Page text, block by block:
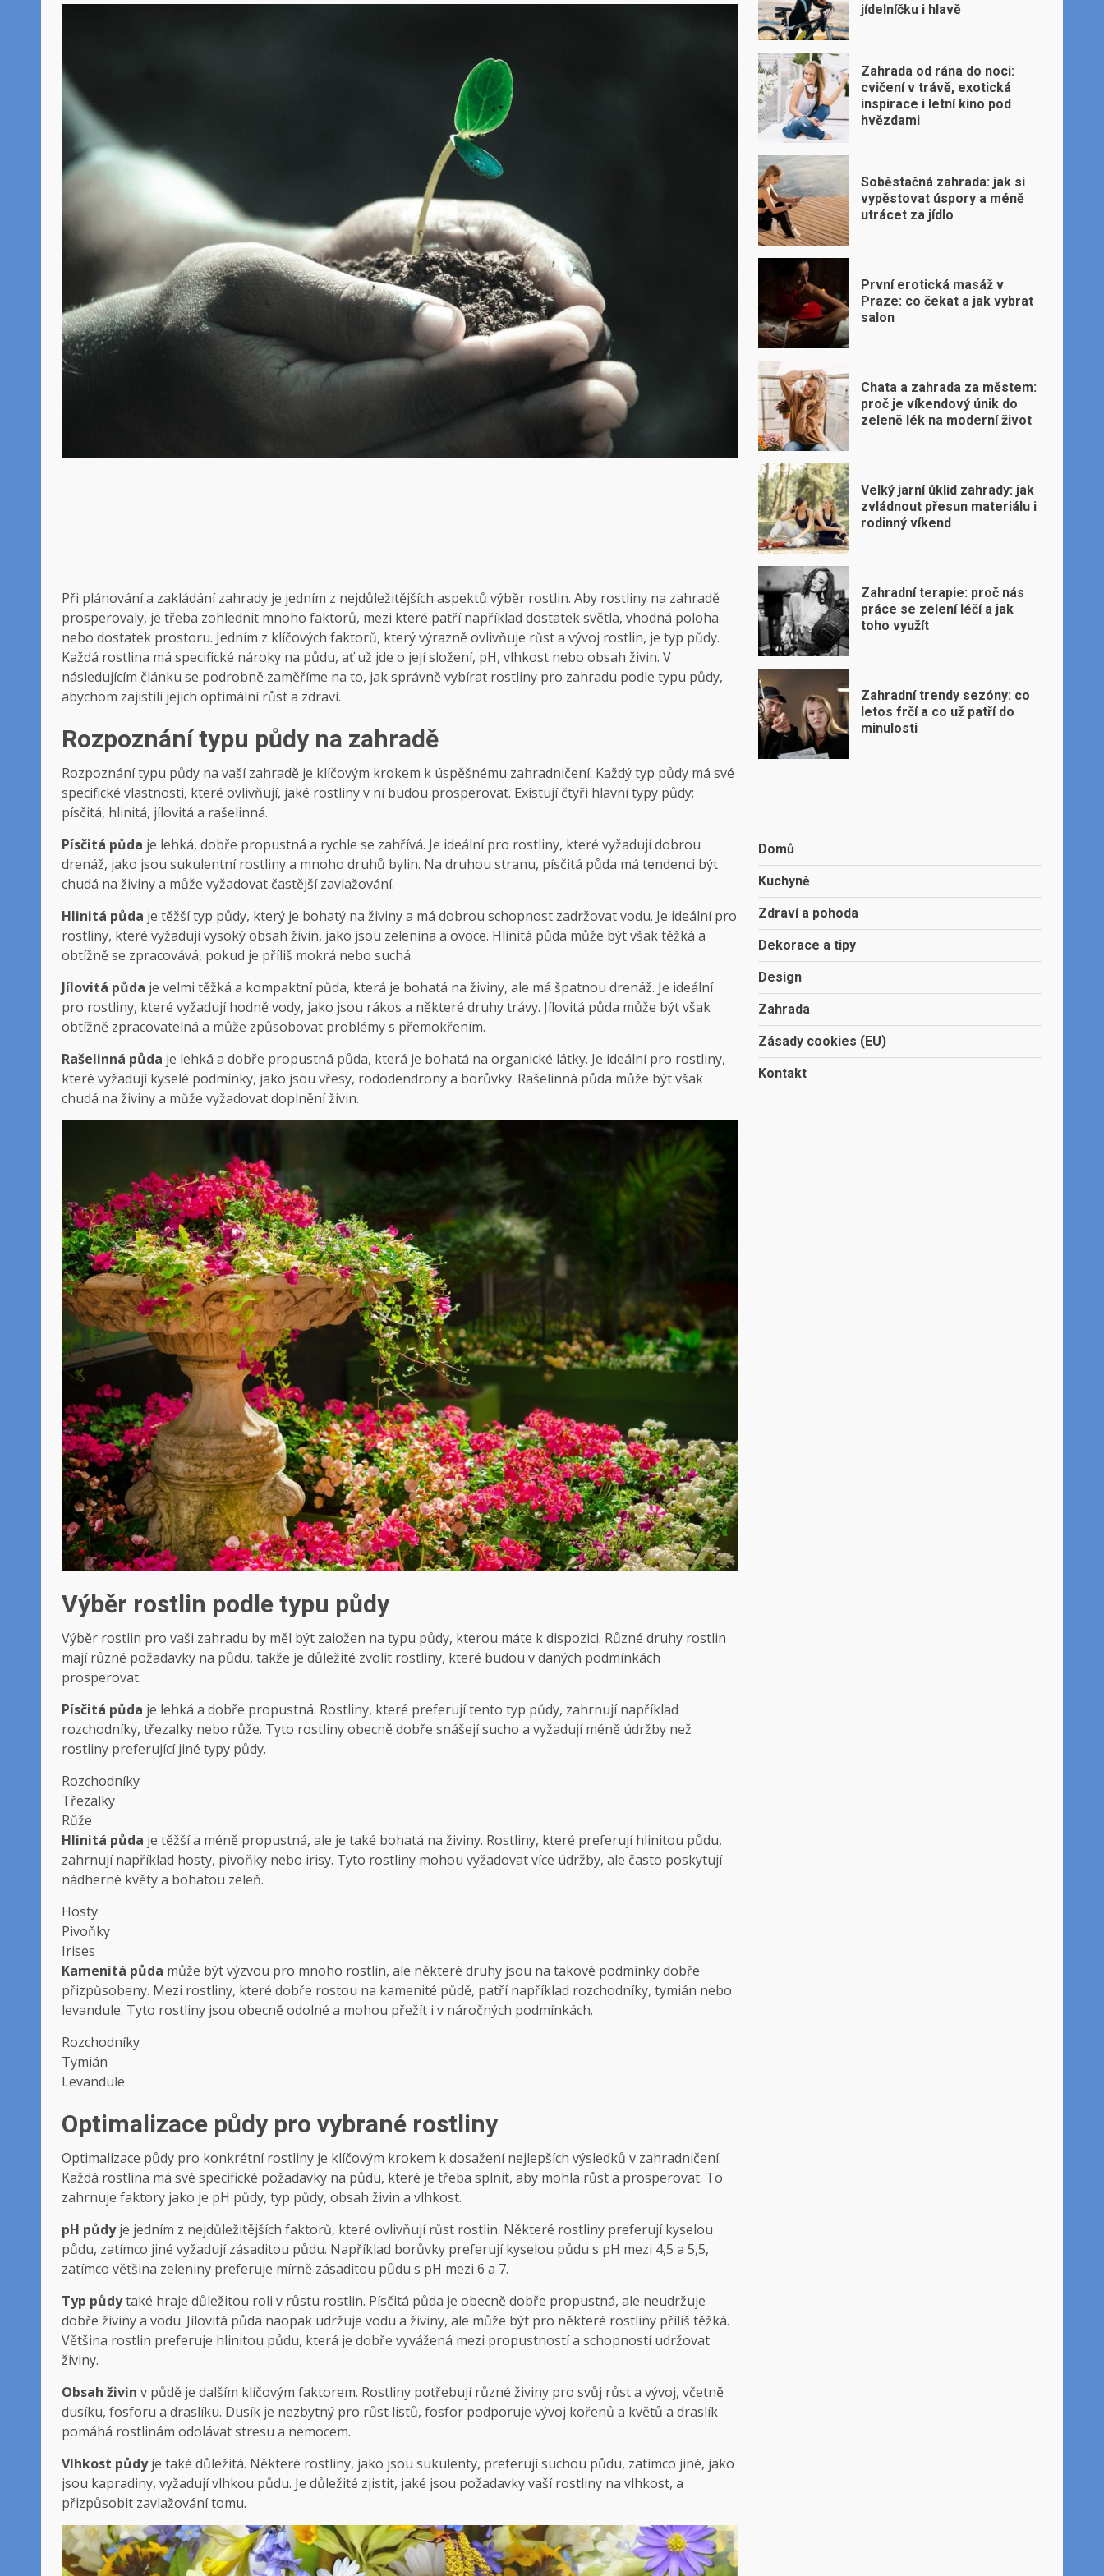
Při ⁤plánování a zakládání zahrady je jedním ‌z nejdůležitějších​ aspektů⁣ výběr rostlin. Aby⁢ rostliny‍ na zahradě
prosperovaly, ‌je‍ třeba zohlednit mnoho faktorů, mezi které patří ‍například dostatek‌ světla, vhodná poloha
nebo ​dostatek prostoru. Jedním z ⁤klíčových faktorů, ‍který výrazně ovlivňuje růst a vývoj rostlin, je typ⁣ půdy.
Každá rostlina⁣ má specifické nároky na půdu, ať⁢ už⁣ jde o její složení,‍ pH, vlhkost nebo obsah živin. V
následujícím⁤ článku se ‍podrobně zaměříme na to,‍ jak správně vybírat rostliny pro ​zahradu podle typu ⁢půdy,
abychom zajistili jejich optimální růst⁤ a ‍zdraví.
Rozpoznání typu ​půdy na‌ zahradě
Rozpoznání typu půdy ‌na vaší zahradě je​ klíčovým krokem k ​úspěšnému⁢ zahradničení. Každý ⁣typ ‍půdy má ⁤své
specifické vlastnosti, které ovlivňují, jaké rostliny⁤ v ⁢ní​ budou prosperovat. Existují čtyři hlavní typy půdy:
písčitá, hlinitá, jílovitá a rašelinná.
Písčitá ⁣půda je lehká, dobře propustná ​a‍ rychle se zahřívá. Je‌ ideální pro rostliny, ⁣které vyžadují dobrou⁢
drenáž,⁣ jako jsou sukulentní ‌rostliny ‌a mnoho⁢ druhů bylin. Na ⁣druhou stranu, písčitá půda má tendenci​ být
chudá na ⁣živiny a⁤ může vyžadovat ⁢častější zavlažování.
Hlinitá⁤ půda ⁤je‍ těžší typ půdy, ​který je bohatý‍ na živiny a má dobrou schopnost ⁤zadržovat vodu. Je ideální pro
rostliny, které vyžadují vysoký obsah živin, jako​ jsou zelenina a ovoce. ‍Hlinitá půda ⁣může⁣ být⁣ však ‌těžká a⁤
obtížně se zpracovává, pokud je příliš ⁣mokrá ⁢nebo suchá.
Jílovitá půda je⁣ velmi těžká a⁢ kompaktní půda,⁣ která je⁣ bohatá‌ na živiny, ale⁤ má ⁤špatnou drenáž. Je ideální
pro​ rostliny,⁢ které ‌vyžadují ‌hodně vody, jako jsou rákos ⁢a‍ některé druhy‍ trávy. Jílovitá půda ⁢může být však
obtížně zpracovatelná‍ a​ může⁣ způsobovat problémy s přemokřením.
Rašelinná půda je⁤ lehká‍ a dobře propustná půda, která⁤ je‌ bohatá na organické‌ látky. Je​ ideální ⁢pro‌ rostliny,
⁣které ⁤vyžadují kyselé⁤ podmínky,⁢ jako jsou​ vřesy, rododendrony‍ a borůvky. ⁤Rašelinná půda‍ může být⁢ však
chudá na živiny‍ a​ může ⁣vyžadovat doplnění živin.
Výběr rostlin⁣ podle‍ typu půdy
Výběr rostlin pro vaši zahradu by ⁢měl být založen ⁤na typu⁣ půdy, kterou máte k​ dispozici. Různé druhy rostlin
⁤mají různé požadavky na půdu, takže je důležité zvolit rostliny, které ​budou v daných podmínkách
prosperovat.
Písčitá ⁢půda je lehká⁤ a dobře propustná. Rostliny, které preferují​ tento typ půdy, zahrnují například
rozchodníky, třezalky nebo růže. Tyto⁢ rostliny ⁣obecně dobře​ snášejí⁤ sucho a⁢ vyžadují méně ‍údržby ​než
rostliny preferující jiné typy půdy.
Rozchodníky
Třezalky
Růže
Hlinitá půda je těžší a méně propustná,‍ ale je také bohatá na živiny. Rostliny, které preferují hlinitou půdu,
⁣zahrnují například ⁣hosty, pivoňky nebo irisy.‍ Tyto ⁤rostliny‍ mohou vyžadovat více údržby, ale často poskytují
nádherné květy‍ a bohatou zeleň.
Hosty
Pivoňky
Irises
Kamenitá‍ půda může být výzvou ⁤pro mnoho rostlin, ale některé druhy jsou⁣ na⁣ takové podmínky dobře
přizpůsobeny. Mezi rostliny, ​které dobře​ rostou na kamenité⁣ půdě,​ patří⁣ například⁢ rozchodníky, tymián nebo
levandule. Tyto rostliny jsou obecně odolné a mohou přežít i​ v​ náročných ⁤podmínkách.
Rozchodníky
Tymián
Levandule
Optimalizace půdy ‌pro⁢ vybrané ‌rostliny
Optimalizace ‌půdy pro ⁤konkrétní rostliny je klíčovým krokem k dosažení ​nejlepších výsledků v zahradničení.
Každá rostlina⁣ má‌ své specifické požadavky na ⁤půdu, které je ⁣třeba splnit, aby mohla⁢ růst a​ prosperovat. To
zahrnuje‌ faktory​ jako je‍ pH půdy, typ⁣ půdy, obsah živin a vlhkost.
pH půdy⁢je jedním⁤ z nejdůležitějších faktorů, ⁢které ovlivňují růst rostlin. Některé ​rostliny preferují kyselou
půdu,⁣ zatímco jiné ⁤vyžadují ⁤zásaditou​ půdu. Například ​borůvky preferují kyselou půdu s pH mezi 4,5 a 5,5,
⁢zatímco většina⁣ zeleniny⁢ preferuje⁤ mírně⁤ zásaditou‌ půdu s pH mezi 6⁣ a 7.
Typ půdytaké hraje důležitou roli v růstu ​rostlin. Písčitá⁤ půda je obecně‌ dobře ⁢propustná, ⁤ale neudržuje
dobře živiny a vodu. ​Jílovitá půda naopak⁢ udržuje vodu‍ a živiny,⁤ ale může ​být‍ pro některé rostliny příliš těžká.
‌Většina ‌rostlin preferuje hlinitou půdu, která je dobře vyvážená ‍mezi ⁢propustností a ‌schopností udržovat
živiny.
Obsah živin v půdě ‍je dalším klíčovým‍ faktorem. Rostliny‍ potřebují různé ​živiny ‍pro svůj růst ⁤a vývoj, včetně
dusíku,‍ fosforu a⁢ draslíku. ‌Dusík ⁣je nezbytný pro růst listů, fosfor ⁣podporuje vývoj kořenů a květů a draslík
pomáhá rostlinám odolávat stresu⁣ a nemocem.
Vlhkost půdyje také důležitá. Některé‌ rostliny, ​jako⁢ jsou sukulenty, preferují suchou ⁣půdu, zatímco jiné, jako
jsou kapradiny, vyžadují vlhkou půdu. ‌Je důležité zjistit,⁤ jaké ‌jsou požadavky‌ vaší rostliny na vlhkost,​ a
⁢přizpůsobit ‌zavlažování tomu.
jídelníčku i hlavě
Zahrada od rána do noci:
cvičení v trávě, exotická
inspirace i letní kino pod
hvězdami
Soběstačná zahrada: jak si
vypěstovat úspory a méně
utrácet za jídlo
První erotická masáž v
Praze: co čekat a jak vybrat
salon
Chata a zahrada za městem:
proč je víkendový únik do
zeleně lék na moderní život
Velký jarní úklid zahrady: jak
zvládnout přesun materiálu i
rodinný víkend
Zahradní terapie: proč nás
práce se zelení léčí a jak
toho využít
Zahradní trendy sezóny: co
letos frčí a co už patří do
minulosti
Domů
Kuchyně
Zdraví a pohoda
Dekorace a tipy
Design
Zahrada
Zásady cookies (EU)
Kontakt